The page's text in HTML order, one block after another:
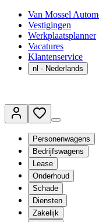
Van Mossel
Vestigingen
Werkplaatsplanner
Vacatures
Klantenservice
nl - Nederlands
Personenwagens
Bedrijfswagens
Lease
Onderhoud
Schade
Diensten
Zakelijk